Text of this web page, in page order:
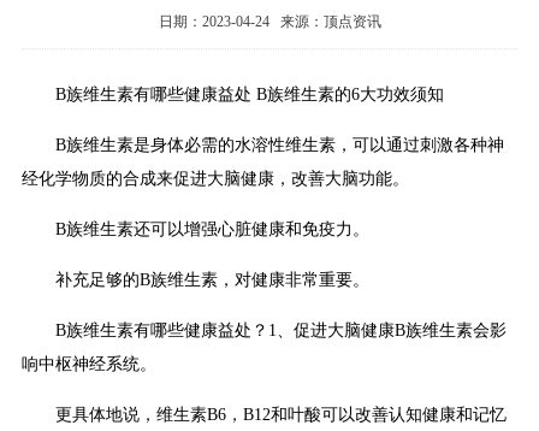
日期：2023-04-24 来源：顶点资讯
B族维生素有哪些健康益处 B族维生素的6大功效须知
B族维生素是身体必需的水溶性维生素，可以通过刺激各种神
经化学物质的合成来促进大脑健康，改善大脑功能。
B族维生素还可以增强心脏健康和免疫力。
补充足够的B族维生素，对健康非常重要。
B族维生素有哪些健康益处？1、促进大脑健康B族维生素会影
响中枢神经系统。
更具体地说，维生素B6，B12和叶酸可以改善认知健康和记忆